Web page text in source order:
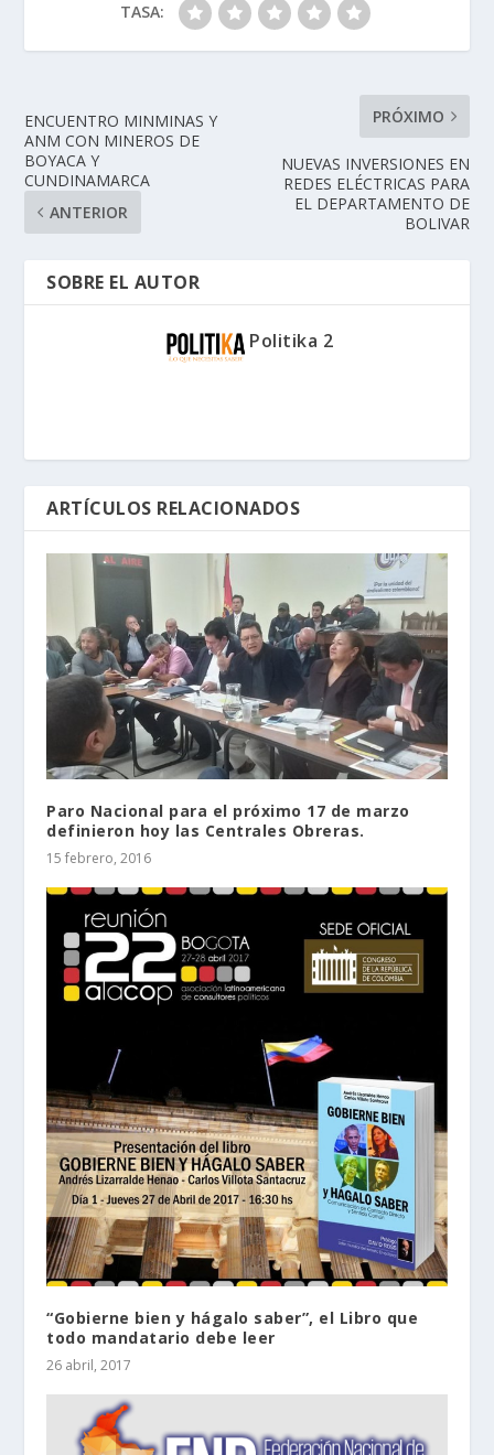
TASA:
ENCUENTRO MINMINAS Y
ANM CON MINEROS DE
BOYACA Y
CUNDINAMARCA
ANTERIOR
PRÓXIMO
NUEVAS INVERSIONES EN
REDES ELÉCTRICAS PARA
EL DEPARTAMENTO DE
BOLIVAR
SOBRE EL AUTOR
Politika 2
ARTÍCULOS RELACIONADOS
Paro Nacional para el próximo 17 de marzo
definieron hoy las Centrales Obreras.
15 febrero, 2016
“Gobierne bien y hágalo saber”, el Libro que
todo mandatario debe leer
26 abril, 2017